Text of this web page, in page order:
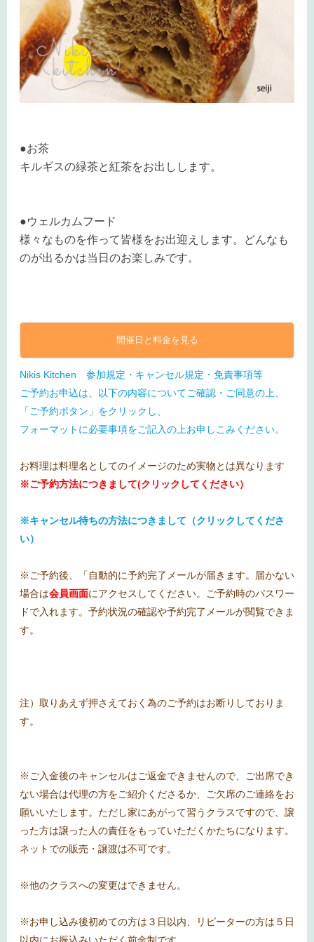
●お茶
キルギスの緑茶と紅茶をお出しします。
●ウェルカムフード
様々なものを作って皆様をお出迎えします。どんなも
のが出るかは当日のお楽しみです。
開催日と料金を見る
Nikis Kitchen 参加規定・キャンセル規定・免責事項等
ご予約お申込は、以下の内容についてご確認・ご同意の上、
「ご予約ボタン」をクリックし、
フォーマットに必要事項をご記入の上お申しこみください。
お料理は料理名としてのイメージのため実物とは異なります
※ご予約方法につきまして(クリックしてください）
※キャンセル待ちの方法につきまして（クリックしてくださ
い）
※ご予約後、「自動的に予約完了メールが届きます。届かない
場合は会員画面にアクセスしてください。ご予約時のパスワー
ドで入れます。予約状況の確認や予約完了メールが閲覧できま
す。
注）取りあえず押さえておく為のご予約はお断りしておりま
す。
※ご入金後のキャンセルはご返金できませんので、ご出席でき
ない場合は代理の方をご紹介くださるか、ご欠席のご連絡をお
願いいたします。ただし家にあがって習うクラスですので、譲
った方は譲った人の責任をもっていただくかたちになります。
ネットでの販売・譲渡は不可です。
※他のクラスへの変更はできません。
※お申し込み後初めての方は３日以内、リピーターの方は５日